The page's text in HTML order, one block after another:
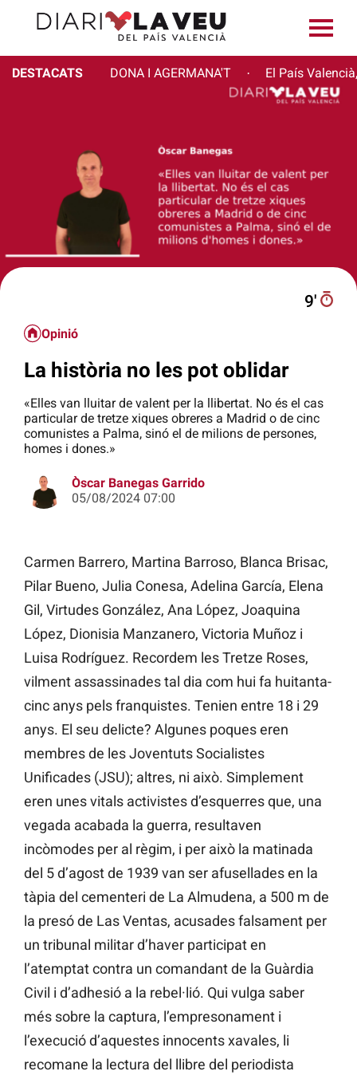
DESTACATS DONA I AGERMANA'T · El País
9′
Opinió
La història no les pot oblidar
«Elles van lluitar de valent per la llibertat. No és el cas
particular de tretze xiques obreres a Madrid o de cinc
comunistes a Palma, sinó el de milions de persones,
homes i dones.»
Òscar Banegas Garrido
05/08/2024 07:00
Carmen Barrero, Martina Barroso, Blanca Brisac,
Pilar Bueno, Julia Conesa, Adelina García, Elena
Gil, Virtudes González, Ana López, Joaquina
López, Dionisia Manzanero, Victoria Muñoz i
Luisa Rodríguez. Recordem les Tretze Roses,
vilment assassinades tal dia com hui fa huitanta-
cinc anys pels franquistes. Tenien entre 18 i 29
anys. El seu delicte? Algunes poques eren
membres de les Joventuts Socialistes
Unificades (JSU); altres, ni això. Simplement
eren unes vitals activistes d’esquerres que, una
vegada acabada la guerra, resultaven
incòmodes per al règim, i per això la matinada
del 5 d’agost de 1939 van ser afusellades en la
tàpia del cementeri de La Almudena, a 500 m de
la presó de Las Ventas, acusades falsament per
un tribunal militar d’haver participat en
l’atemptat contra un comandant de la Guàrdia
Civil i d’adhesió a la rebel·lió. Qui vulga saber
més sobre la captura, l’empresonament i
l’execució d’aquestes innocents xavales, li
recomane la lectura del llibre del periodista